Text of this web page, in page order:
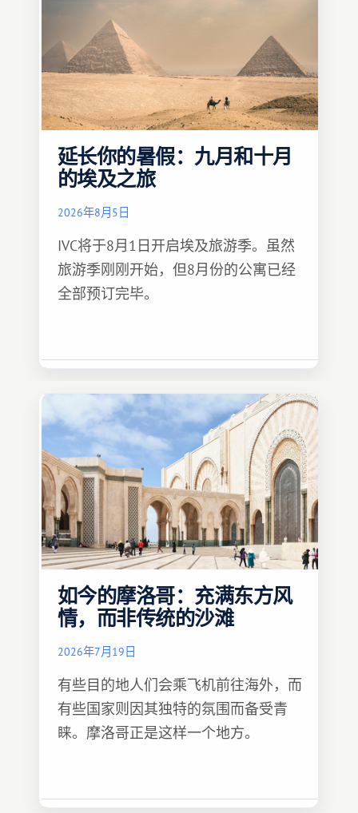
延长你的暑假：九月和十月
的埃及之旅
2026年8月5日
IVC将于8月1日开启埃及旅游季。虽然
旅游季刚刚开始，但8月份的公寓已经
全部预订完毕。
如今的摩洛哥：充满东方风
情，而非传统的沙滩
2026年7月19日
有些目的地人们会乘飞机前往海外，而
有些国家则因其独特的氛围而备受青
睐。摩洛哥正是这样一个地方。